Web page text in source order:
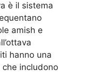
è il sistema
amish e
hanno una
includono